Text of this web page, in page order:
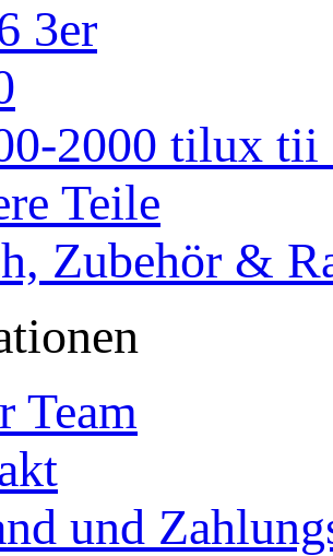
3er
2000 tilux tii
Teile
Zubehör &
Team
und